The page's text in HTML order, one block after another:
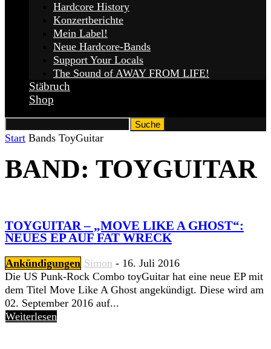
Hardcore History
Konzertberichte
Mein Label!
Neue Hardcore-Bands
Support Your Locals
The Sound of AWAY FROM LIFE!
Stäbruch
Shop
Start Bands ToyGuitar
BAND: TOYGUITAR
TOYGUITAR – „MOVE LIKE A GHOST“:
NEUES EP AUF FAT WRECK
Ankündigungen Simon - 16. Juli 2016
Die US Punk-Rock Combo toyGuitar hat eine neue EP mit
dem Titel Move Like A Ghost angekündigt. Diese wird am
02. September 2016 auf...
Weiterlesen